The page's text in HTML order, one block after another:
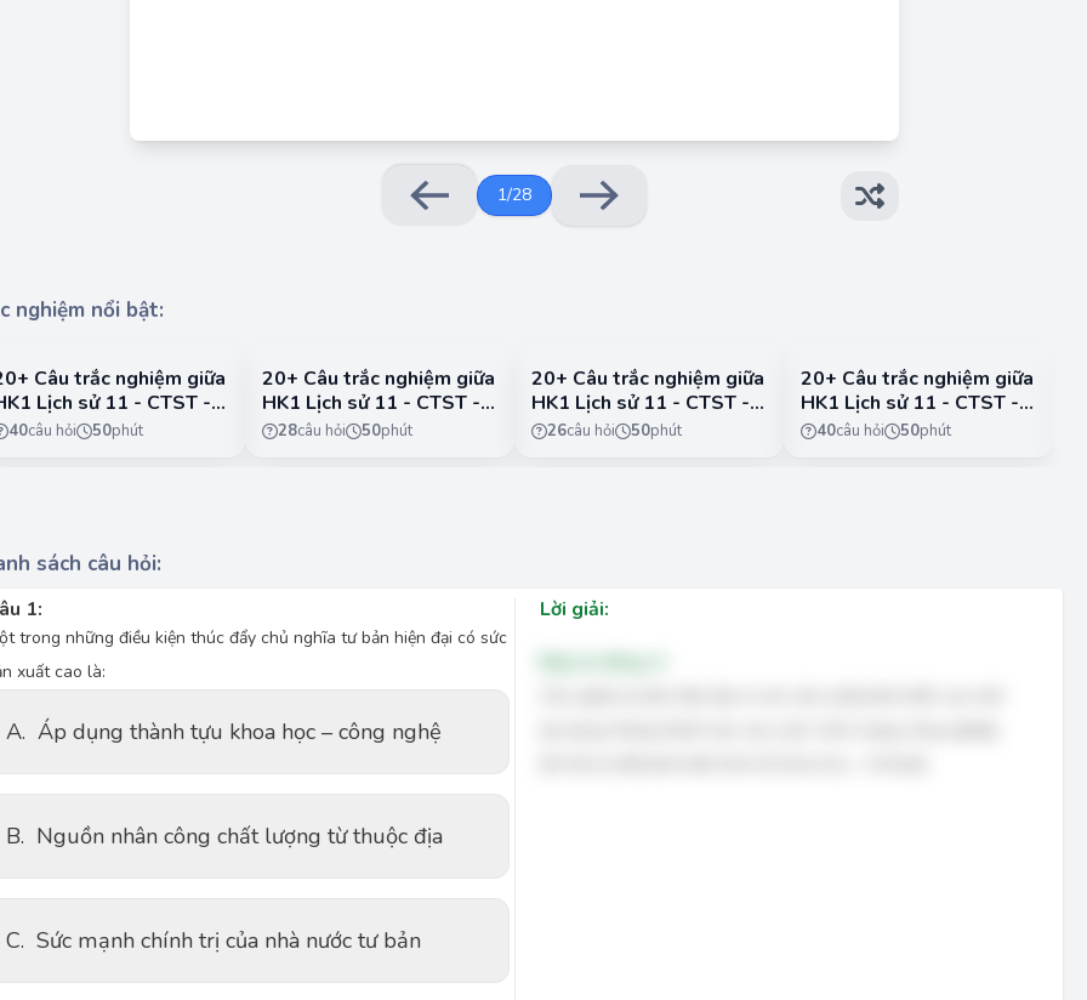
1/28
nghiệm nổi bật:
Câu trắc nghiệm giữa
Lịch sử 11 - CTST -
1
40câu hỏi 50phút
20+ Câu trắc nghiệm giữa
HK1 Lịch sử 11 - CTST -
Đề 2
28câu hỏi 50phút
20+ Câu trắc nghiệm giữa
HK1 Lịch sử 11 - CTST -
Đề 3
26câu hỏi 50phút
20+ Câu trắc nghiệm giữa
HK1 Lịch sử 11 - CTST -
Đề 4
40câu hỏi 50phút
sách câu hỏi:
1:
trong những điều kiện thúc đẩy chủ nghĩa tư bản hiện đại có sức
xuất cao là:
A. Áp dụng thành tựu khoa học – công nghệ
B. Nguồn nhân công chất lượng từ thuộc địa
C. Sức mạnh chính trị của nhà nước tư bản
Lời giải: